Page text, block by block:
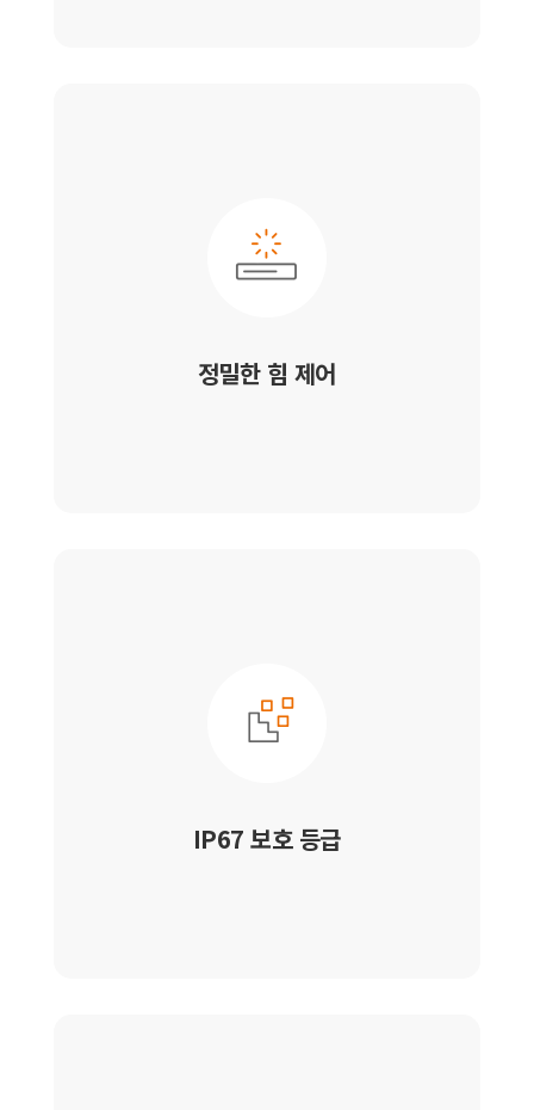
정밀한 힘 제어
IP67 보호 등급